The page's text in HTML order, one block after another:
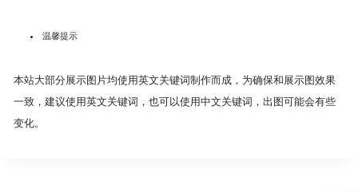
温馨提示
本站大部分展示图片均使用英文关键词制作而成，为确保和展示图效果
一致，建议使用英文关键词，也可以使用中文关键词，出图可能会有些
变化。